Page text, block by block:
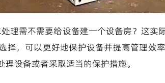
理需不需要给设备建一个设备房？这
择，可以更好地保护设备并提高管理效
设备或者采取适当的保护措施。